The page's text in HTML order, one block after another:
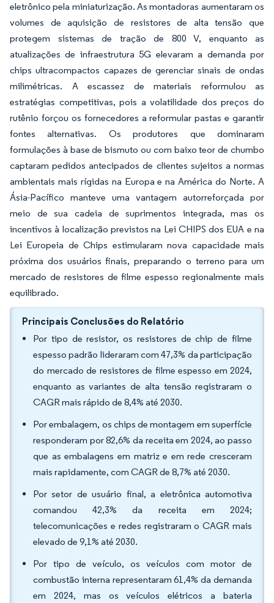
eletrônico pela miniaturização. As montadoras aumentaram os
volumes de aquisição de resistores de alta tensão que
protegem sistemas de tração de 800 V, enquanto as
atualizações de infraestrutura 5G elevaram a demanda por
chips ultracompactos capazes de gerenciar sinais de ondas
milimétricas. A escassez de materiais reformulou as
estratégias competitivas, pois a volatilidade dos preços do
rutênio forçou os fornecedores a reformular pastas e garantir
fontes alternativas. Os produtores que dominaram
formulações à base de bismuto ou com baixo teor de chumbo
captaram pedidos antecipados de clientes sujeitos a normas
ambientais mais rígidas na Europa e na América do Norte. A
Ásia-Pacífico manteve uma vantagem autorreforçada por
meio de sua cadeia de suprimentos integrada, mas os
incentivos à localização previstos na Lei CHIPS dos EUA e na
Lei Europeia de Chips estimularam nova capacidade mais
próxima dos usuários finais, preparando o terreno para um
mercado de resistores de filme espesso regionalmente mais
equilibrado.
Principais Conclusões do Relatório
Por tipo de resistor, os resistores de chip de filme
espesso padrão lideraram com 47,3% da participação
do mercado de resistores de filme espesso em 2024,
enquanto as variantes de alta tensão registraram o
CAGR mais rápido de 8,4% até 2030.
Por embalagem, os chips de montagem em superfície
responderam por 82,6% da receita em 2024, ao passo
que as embalagens em matriz e em rede cresceram
mais rapidamente, com CAGR de 8,7% até 2030.
Por setor de usuário final, a eletrônica automotiva
comandou 42,3% da receita em 2024;
telecomunicações e redes registraram o CAGR mais
elevado de 9,1% até 2030.
Por tipo de veículo, os veículos com motor de
combustão interna representaram 61,4% da demanda
em 2024, mas os veículos elétricos a bateria